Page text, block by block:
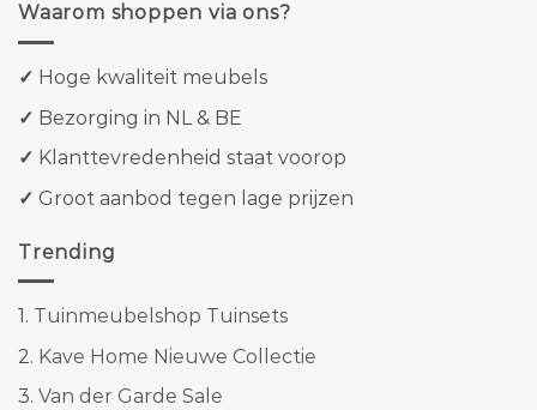
Waarom shoppen via ons?
✓ Hoge kwaliteit meubels
✓ Bezorging in NL & BE
✓ Klanttevredenheid staat voorop
✓ Groot aanbod tegen lage prijzen
Trending
1. Tuinmeubelshop Tuinsets
2. Kave Home Nieuwe Collectie
3. Van der Garde Sale